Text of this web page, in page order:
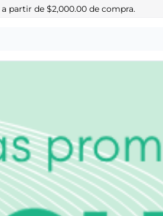
a partir de $2,000.00 de compra.